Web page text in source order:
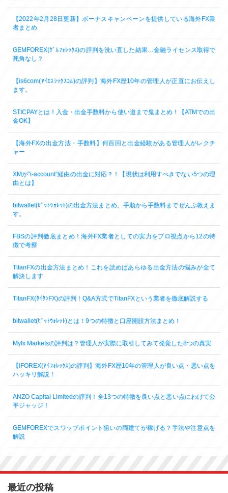
【2022年2月28日更新】ボーナスキャンペーンを提供している海外FX業
者まとめ
GEMFOREX(ｹﾞﾑﾌｫﾚｯｸｽ)の評判を洗い直した結果…金融ライセンス取得で
死角なし？
【is6com(ｱｲｴｽｼｯｸｽｺﾑ)の評判】海外FX歴10年の管理人が正直にお伝えし
ます。
STICPAYとは！入金・出金手数料から使い道まで鬼まとめ！【ATMでの出
金OK】
【海外FXの出金方法・手数料】何百回と出金経験がある管理人がレクチ
ャー
XMが”i-account”経由の出金に対応？！【現状は利用すべきでない5つの理
由とは】
bitwallet(ﾋﾞｯﾄｳｫﾚｯﾄ)の出金方法まとめ。手順から手数料までぜんぶ教えま
す。
FBSの評判徹底まとめ！海外FX業者としての実力をプロ視点から12の特
徴で考察
TitanFXの出金方法まとめ！これを読めばあらゆる出金方法の悩みが全て
解決します
TitanFX(ﾀｲﾀﾝFX)の評判！Q&A方式でTitanFXという業者を徹底解説する
bitwallet(ﾋﾞｯﾄｳｫﾚｯﾄ)とは！9つの特徴と口座開設方法まとめ！
Myfx Marketsの評判は？管理人が実際に取引してみて発覚した8つの真実
【iFOREX(ｱｲﾌｫﾚｯｸｽ)の評判】海外FX歴10年の管理人が良い点・悪い点を
ハッキリ解説！
ANZO Capital Limitedの評判！全13つの特徴を良い点と悪い点にわけて公
平ジャッジ！
GEMFOREXでスワップポイント狙いの両建てが稼げる？手法や注意点を
解説
最近の投稿